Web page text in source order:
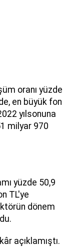
oranı yüzde
en büyük fon
yılsonuna
milyar 970
yüzde 50,9
TL'ye
dönem
açıklamıştı.